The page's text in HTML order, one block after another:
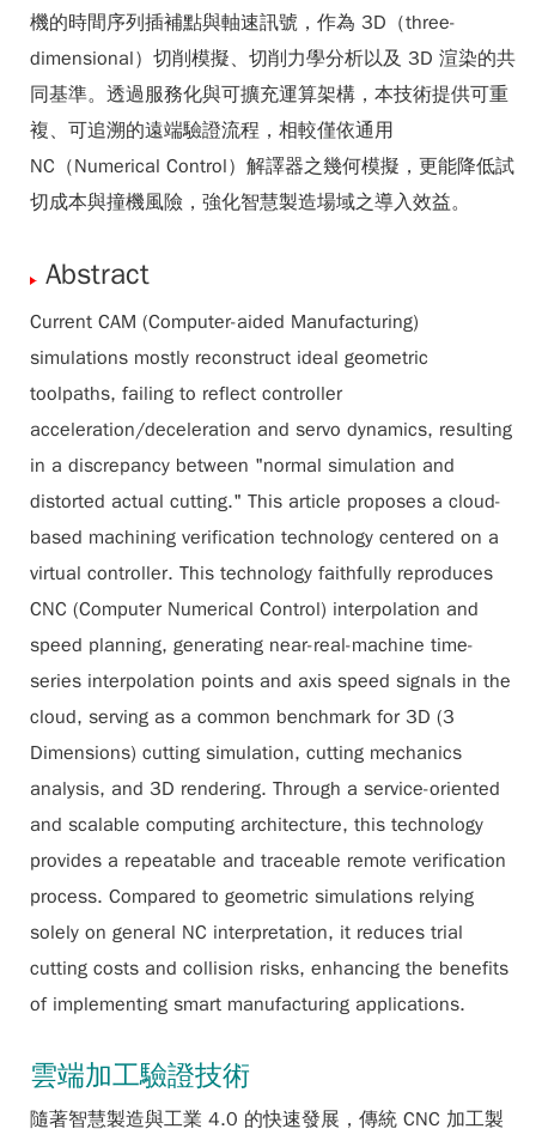
機的時間序列插補點與軸速訊號，作為 3D（three-
dimensional）切削模擬、切削力學分析以及 3D 渲染的共
同基準。透過服務化與可擴充運算架構，本技術提供可重
複、可追溯的遠端驗證流程，相較僅依通用
NC（Numerical Control）解譯器之幾何模擬，更能降低試
切成本與撞機風險，強化智慧製造場域之導入效益。
Abstract
Current CAM (Computer-aided Manufacturing)
simulations mostly reconstruct ideal geometric
toolpaths, failing to reflect controller
acceleration/deceleration and servo dynamics, resulting
in a discrepancy between "normal simulation and
distorted actual cutting." This article proposes a cloud-
based machining verification technology centered on a
virtual controller. This technology faithfully reproduces
CNC (Computer Numerical Control) interpolation and
speed planning, generating near-real-machine time-
series interpolation points and axis speed signals in the
cloud, serving as a common benchmark for 3D (3
Dimensions) cutting simulation, cutting mechanics
analysis, and 3D rendering. Through a service-oriented
and scalable computing architecture, this technology
provides a repeatable and traceable remote verification
process. Compared to geometric simulations relying
solely on general NC interpretation, it reduces trial
cutting costs and collision risks, enhancing the benefits
of implementing smart manufacturing applications.
雲端加工驗證技術
隨著智慧製造與工業 4.0 的快速發展，傳統 CNC 加工製